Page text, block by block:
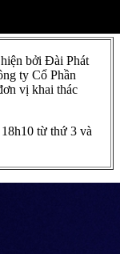
bởi Đài Phát
ty Cổ Phần
vị khai thác
từ thứ 3 và